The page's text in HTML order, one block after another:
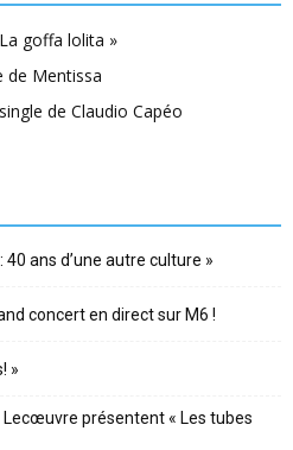
goffa lolita »
de Mentissa
de Claudio Capéo
40 ans d’une autre culture »
concert en direct sur M6 !
»
Lecœuvre présentent « Les tubes